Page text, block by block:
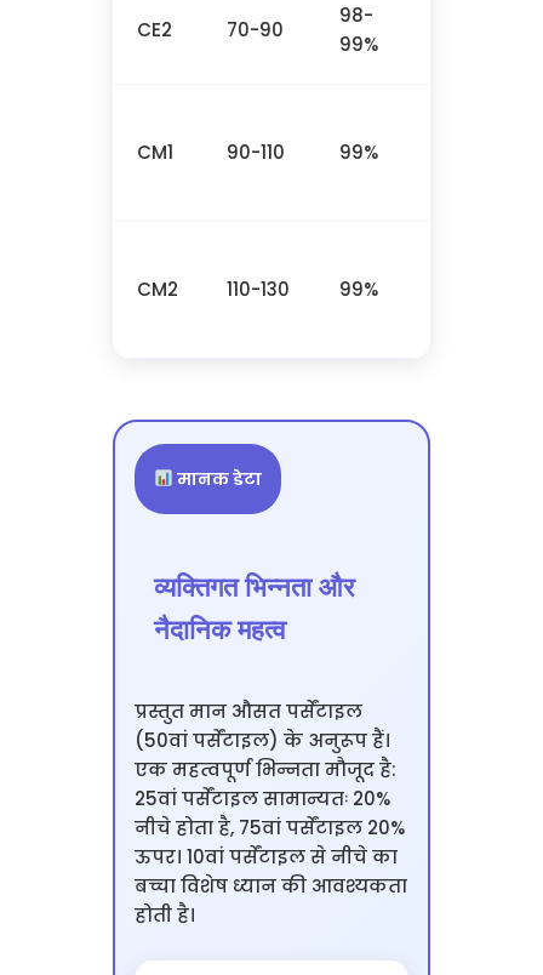
CE2 70-90
98-
99%
CM1 90-110 99%
CM2 110-130 99%
मानक डेटा
व्यक्तिगत भिन्नता और
नैदानिक महत्व
प्रस्तुत मान औसत पर्सेंटाइल
(50वां पर्सेंटाइल) के अनुरूप हैं।
एक महत्वपूर्ण भिन्नता मौजूद है:
25वां पर्सेंटाइल सामान्यतः 20%
नीचे होता है, 75वां पर्सेंटाइल 20%
ऊपर। 10वां पर्सेंटाइल से नीचे का
बच्चा विशेष ध्यान की आवश्यकता
होती है।